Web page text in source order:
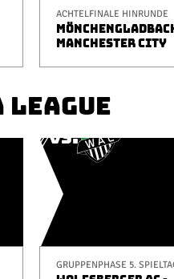
ACHTELFINALE HINRUNDE
MANCHESTER CITY
LEAGUE
GRUPPENPHASE 5.